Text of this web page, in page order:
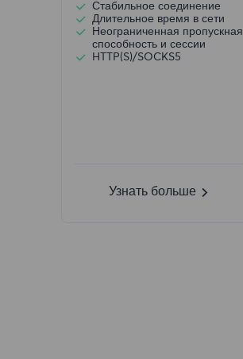
Стабильное соединение
Длительное время в сети
Неограниченная пропускная
способность и сессии
HTTP(S)/SOCKS5
Узнать больше